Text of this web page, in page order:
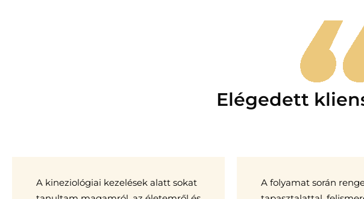
Elégedett
A kineziológiai kezelések alatt sokat
A folyamat során